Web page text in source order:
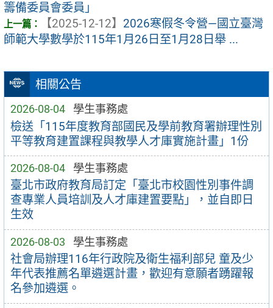
相關公告
2026-08-04 學生事務處
檢送「115年度教育部國民及學前教育署辦理性別
平等教育建置課程與教學人才庫實施計畫」1份
2026-08-04 學生事務處
臺北市政府教育局訂定「臺北市校園性別事件調
查專業人員培訓及人才庫建置要點」，並自即日
生效
2026-08-03 學生事務處
社會局辦理116年行政院及衛生福利部兒 童及少
年代表推薦名單遴選計畫，歡迎有意願者踴躍報
名參加遴選。
籌備委員會委員」
【2025-12-12】 2026寒假冬令營—國立臺灣
師範大學數學於115年1月26日至1月28日舉 ...